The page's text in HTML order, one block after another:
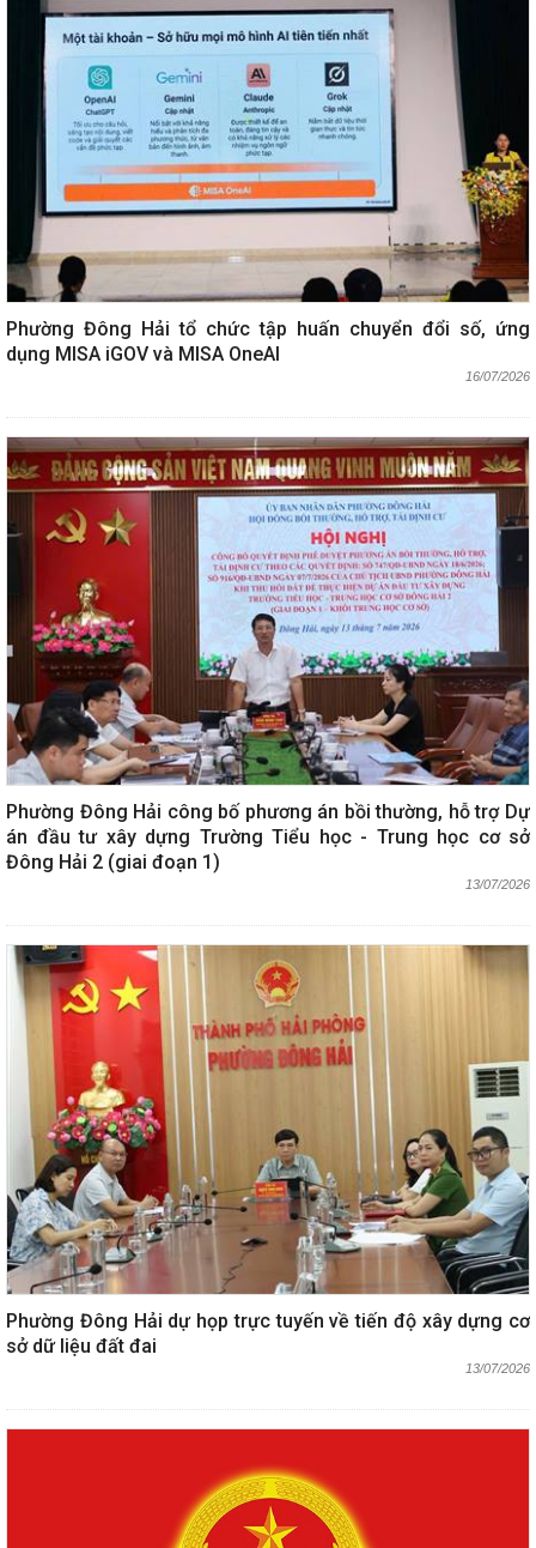
Phường Đông Hải tổ chức tập huấn chuyển đổi số, ứng
dụng MISA iGOV và MISA OneAI
16/07/2026
Phường Đông Hải công bố phương án bồi thường, hỗ trợ Dự
án đầu tư xây dựng Trường Tiểu học - Trung học cơ sở
Đông Hải 2 (giai đoạn 1)
13/07/2026
Phường Đông Hải dự họp trực tuyến về tiến độ xây dựng cơ
sở dữ liệu đất đai
13/07/2026